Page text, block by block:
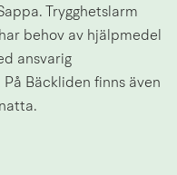
Trygghetslarm
behov av hjälpmedel
ansvarig
Bäckliden finns även